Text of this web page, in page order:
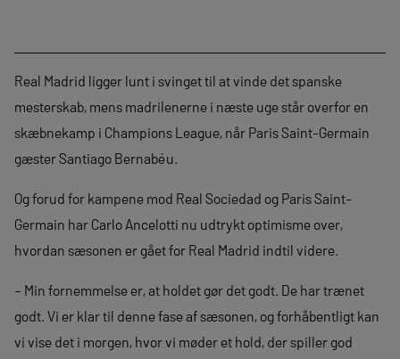
Real Madrid ligger lunt i svinget til at vinde det spanske
mesterskab, mens madrilenerne i næste uge står overfor en
skæbnekamp i Champions League, når Paris Saint-Germain
gæster Santiago Bernabéu.
Og forud for kampene mod Real Sociedad og Paris Saint-
Germain har Carlo Ancelotti nu udtrykt optimisme over,
hvordan sæsonen er gået for Real Madrid indtil videre.
– Min fornemmelse er, at holdet gør det godt. De har trænet
godt. Vi er klar til denne fase af sæsonen, og forhåbentligt kan
vi vise det i morgen, hvor vi møder et hold, der spiller god